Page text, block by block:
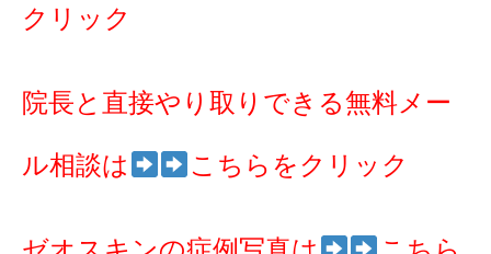
クリック
院長と直接やり取りできる無料メー
ル相談は こちらをクリック